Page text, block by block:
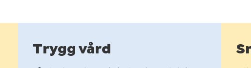
Trygg vård